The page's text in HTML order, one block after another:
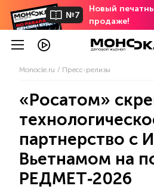
№7
Новый
продаже!
Monocle.ru Пресс-релизы
«Росатом»
партнерство с
Вьетнамом на
РЕДМЕТ‑2026